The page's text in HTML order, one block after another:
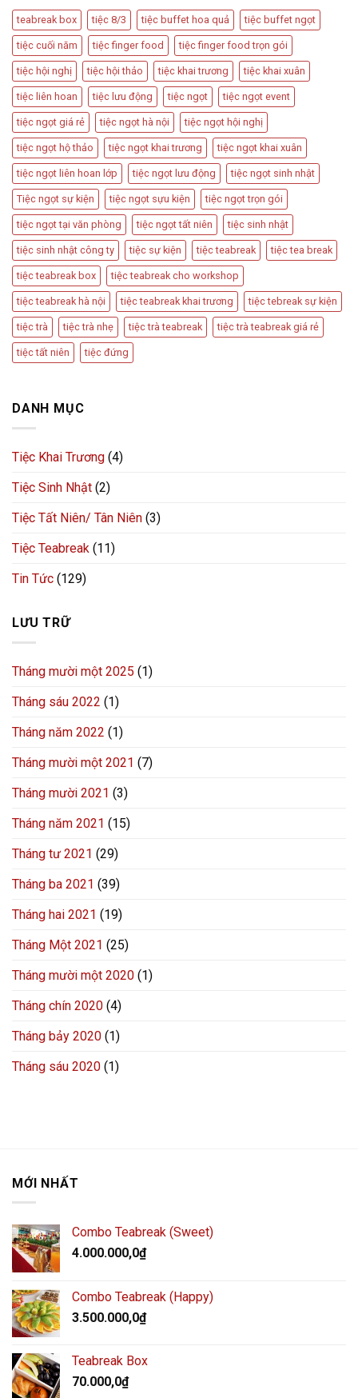
Kế
Bàn
Tiệc
Hấp
Dẫn
Dùng
Trong
Các
Sự
Kiện
Quan
Trọng
teabreak box tiệc 8/3 tiệc buffet hoa quả tiệc buffet ngọt
tiệc cuối năm tiệc finger food tiệc finger food trọn gói
tiệc hội nghị tiệc hội thảo tiệc khai trương tiệc khai xuân
tiệc liên hoan tiệc lưu động tiệc ngọt tiệc ngọt event
tiệc ngọt giá rẻ tiệc ngọt hà nội tiệc ngọt hội nghị
tiệc ngọt hộ thảo tiệc ngọt khai trương tiệc ngọt khai xuân
tiệc ngọt liên hoan lớp tiệc ngọt lưu động tiệc ngọt sinh nhật
Tiệc ngọt sự kiện tiệc ngọt sựu kiện tiệc ngọt trọn gói
tiệc ngọt tại văn phòng tiệc ngọt tất niên tiệc sinh nhật
tiệc sinh nhật công ty tiệc sự kiện tiệc teabreak tiệc tea break
tiệc teabreak box tiệc teabreak cho workshop
tiệc teabreak hà nội tiệc teabreak khai trương tiệc tebreak sự kiện
tiệc trà tiệc trà nhẹ tiệc trà teabreak tiệc trà teabreak giá rẻ
tiệc tất niên tiệc đứng
DANH MỤC
Tiệc Khai Trương (4)
Tiệc Sinh Nhật (2)
Tiệc Tất Niên/ Tân Niên (3)
Tiệc Teabreak (11)
Tin Tức (129)
LƯU TRỮ
Tháng mười một 2025 (1)
Tháng sáu 2022 (1)
Tháng năm 2022 (1)
Tháng mười một 2021 (7)
Tháng mười 2021 (3)
Tháng năm 2021 (15)
Tháng tư 2021 (29)
Tháng ba 2021 (39)
Tháng hai 2021 (19)
Tháng Một 2021 (25)
Tháng mười một 2020 (1)
Tháng chín 2020 (4)
Tháng bảy 2020 (1)
Tháng sáu 2020 (1)
MỚI NHẤT
Combo Teabreak (Sweet)
4.000.000,0₫
Combo Teabreak (Happy)
3.500.000,0₫
Teabreak Box
70.000,0₫